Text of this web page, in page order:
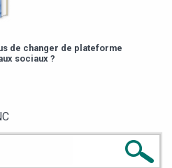
de changer de plateforme
sociaux ?